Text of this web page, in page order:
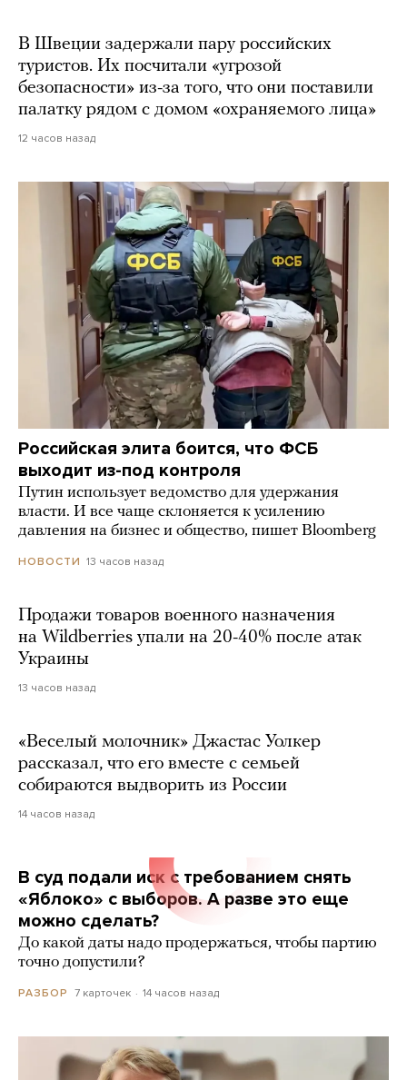
В Швеции задержали пару российских
туристов. Их посчитали «угрозой
безопасности» из-за того, что они поставили
палатку рядом с домом «охраняемого лица»
12 часов назад
Российская элита боится, что ФСБ
выходит из-под контроля
Путин использует ведомство для удержания
власти. И все чаще склоняется к усилению
давления на бизнес и общество, пишет Bloomberg
НОВОСТИ 13 часов назад
Продажи товаров военного назначения
на Wildberries упали на 20-40% после атак
Украины
13 часов назад
«Веселый молочник» Джастас Уолкер
рассказал, что его вместе с семьей
собираются выдворить из России
14 часов назад
В суд подали иск с требованием снять
«Яблоко» с выборов. А разве это еще
можно сделать?
До какой даты надо продержаться, чтобы партию
точно допустили?
РАЗБОР 7 карточек 14 часов назад